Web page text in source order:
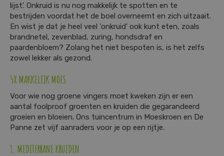
lijst'. Onkruid is nu nog makkelijk te spotten en te
bestrijden voordat het de boel overneemt en zich uitzaait.
En wist je dat je heel veel 'onkruid' ook kunt eten, zoals
brandnetel, zevenblad, zuring, hondsdraf en
paardenbloem? Zolang het niet bespoten is, is het zelfs
zowel lekker als gezond.
5X MAKKELIJK MOES
Voor wie nog groene vingers moet kweken zijn er een
aantal foolproof groenten en kruiden die gegarandeerd
groeien en bloeien. Ons tuincentrum in Moeskroen en De
Panne zet vijf aanraders voor je op een rijtje.
1. MEDITERRANE KRUIDEN